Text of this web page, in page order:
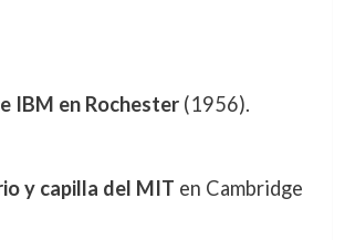
IBM en Rochester(1956).
y capilla del MIT en Cambridge